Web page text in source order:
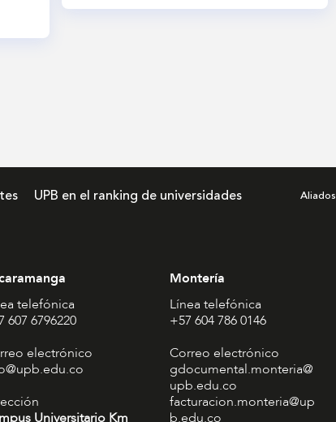
UPB en el ranking de universidades Aliados
telefónica
607 6796220
electrónico
Universitario Km
Montería
Línea telefónica
+57 604 786 0146
Correo electrónico
gdocumental.monteria@
upb.edu.co
facturacion.monteria@up
b.edu.co